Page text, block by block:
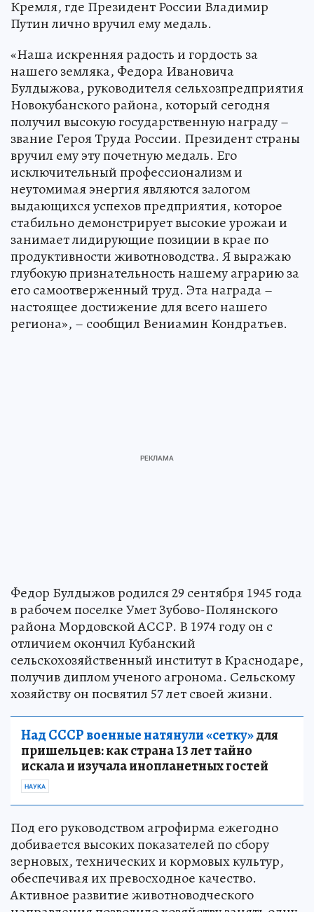
Кремля, где Президент России Владимир
Путин лично вручил ему медаль.
«Наша искренняя радость и гордость за
нашего земляка, Федора Ивановича
Булдыжова, руководителя сельхозпредприятия
Новокубанского района, который сегодня
получил высокую государственную награду –
звание Героя Труда России. Президент страны
вручил ему эту почетную медаль. Его
исключительный профессионализм и
неутомимая энергия являются залогом
выдающихся успехов предприятия, которое
стабильно демонстрирует высокие урожаи и
занимает лидирующие позиции в крае по
продуктивности животноводства. Я выражаю
глубокую признательность нашему аграрию за
его самоотверженный труд. Эта награда –
настоящее достижение для всего нашего
региона», – сообщил Вениамин Кондратьев.
Федор Булдыжов родился 29 сентября 1945 года
в рабочем поселке Умет Зубово-Полянского
района Мордовской АССР. В 1974 году он с
отличием окончил Кубанский
сельскохозяйственный институт в Краснодаре,
получив диплом ученого агронома. Сельскому
хозяйству он посвятил 57 лет своей жизни.
Над СССР военные натянули «сетку»для
пришельцев: как страна 13 лет тайно
искала и изучала инопланетных гостей
НАУКА
Под его руководством агрофирма ежегодно
добивается высоких показателей по сбору
зерновых, технических и кормовых культур,
обеспечивая их превосходное качество.
Активное развитие животноводческого